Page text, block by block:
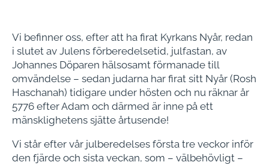
Vi befinner oss, efter att ha firat Kyrkans Nyår, redan
i slutet av Julens förberedelsetid, julfastan, av
Johannes Döparen hälsosamt förmanade till
omvändelse – sedan judarna har firat sitt Nyår (Rosh
Haschanah) tidigare under hösten och nu räknar år
5776 efter Adam och därmed är inne på ett
mänsklighetens sjätte årtusende!
Vi står efter vår julberedelses första tre veckor inför
den fjärde och sista veckan, som – välbehövligt –